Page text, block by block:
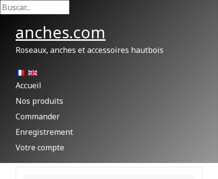
Buscar...
anches.com
Roseaux, anches et accessoires hautbois
Accueil
Nos produits
Commander
Enregistrement
Votre compte